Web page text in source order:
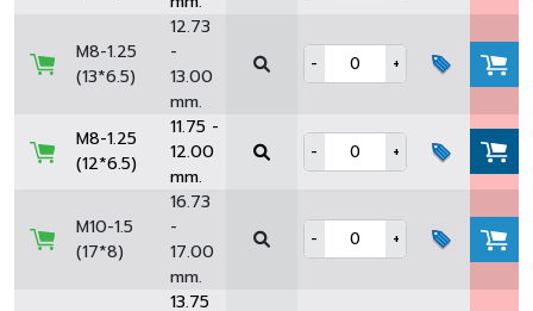
M8-1.25
(13*6.5)
12.73
-
13.00
mm.
- +
M8-1.25
(12*6.5)
11.75 -
12.00
mm.
- +
M10-1.5
(17*8)
16.73
-
17.00
mm.
- +
13.75